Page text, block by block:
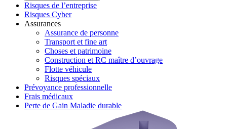
Risques de l’entreprise
Risques Cyber
Assurances
Assurance de personne
Transport et fine art
Choses et patrimoine
Construction et RC maître d’ouvrage
Flotte véhicule
Risques spéciaux
Prévoyance professionnelle
Frais médicaux
Perte de Gain Maladie durable